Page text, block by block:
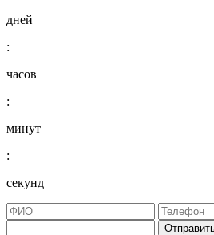
дней
:
часов
:
минут
:
секунд